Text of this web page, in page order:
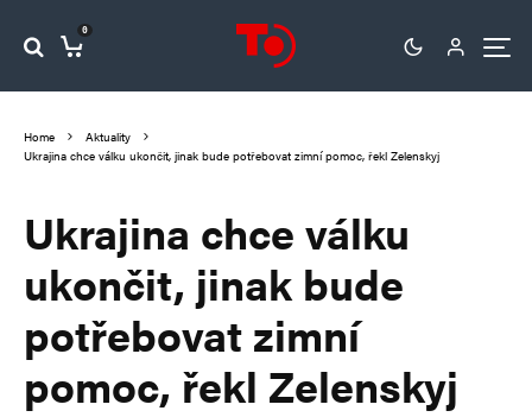
0
Home
Aktuality
Ukrajina chce válku ukončit, jinak bude potřebovat zimní pomoc, řekl Zelenskyj
Ukrajina chce válku
ukončit, jinak bude
potřebovat zimní
pomoc, řekl Zelenskyj